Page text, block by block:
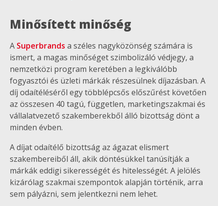
Minősített minőség
A Superbrands a széles nagyközönség számára is
ismert, a magas minőséget szimbolizáló védjegy, a
nemzetközi program keretében a legkiválóbb
fogyasztói és üzleti márkák részesülnek díjazásban. A
díj odaítéléséről egy többlépcsős előszűrést követően
az összesen 40 tagú, független, marketingszakmai és
vállalatvezető szakemberekből álló bizottság dönt a
minden évben.
A díjat odaítélő bizottság az ágazat elismert
szakembereiből áll, akik döntésükkel tanúsítják a
márkák eddigi sikerességét és hitelességét. A jelölés
kizárólag szakmai szempontok alapján történik, arra
sem pályázni, sem jelentkezni nem lehet.